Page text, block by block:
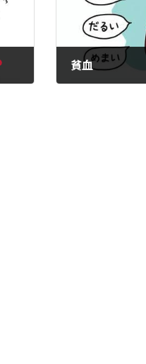
貧血